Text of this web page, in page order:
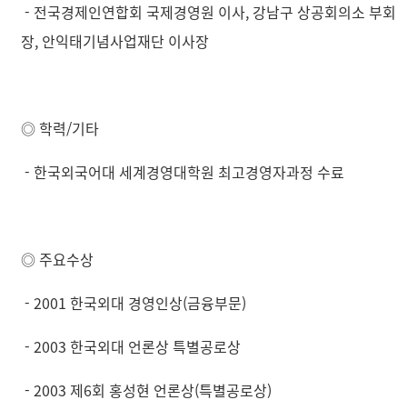
- 전국경제인연합회 국제경영원 이사, 강남구 상공회의소 부회
장, 안익태기념사업재단 이사장
◎ 학력/기타
- 한국외국어대 세계경영대학원 최고경영자과정 수료
◎ 주요수상
- 2001 한국외대 경영인상(금융부문)
- 2003 한국외대 언론상 특별공로상
- 2003 제6회 홍성현 언론상(특별공로상)